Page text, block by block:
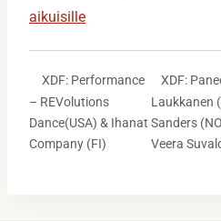
aikuisille
XDF: Performance
– REVolutions
Dance(USA) & Ihanat
Company (FI)
XDF:
Laukkanen
Sanders
Veera